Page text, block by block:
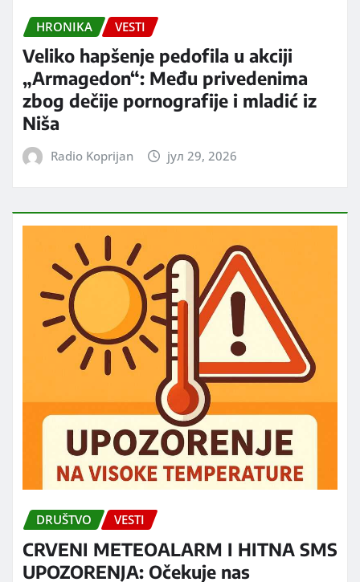
HRONIKA VESTI
Veliko hapšenje pedofila u akciji
„Armagedon“: Među privedenima
zbog dečije pornografije i mladić iz
Niša
Radio Koprijan јул 29, 2026
DRUŠTVO VESTI
CRVENI METEOALARM I HITNA SMS
UPOZORENJA: Očekuje nas